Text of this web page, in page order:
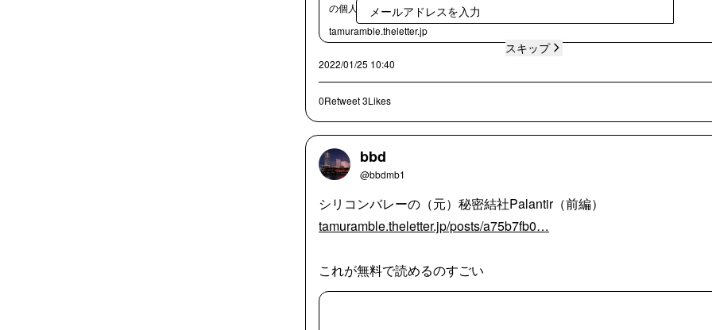
の個人投資家です。投資アドバイ
tamuramble.theletter.jp
2022/01/25 10:40
0Retweet3Likes
bbd
@bbdmb1
シリコンバレーの（元）秘密結社Palantir（前編）
tamuramble.theletter.jp/posts/a75b7fb0…
これが無料で読めるのすごい
スキップ